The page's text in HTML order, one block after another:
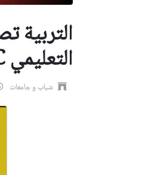
التربية
التعليمي BTEC - رابط
شباب و جامعات